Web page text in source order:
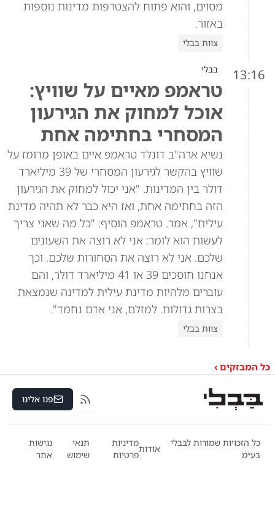
מסוים, והוא פתוח להצטרפות מדינות נוספות
באזור.
צוות בבלי
13:16 בבלי
טראמפ מאיים על שוויץ:
אוכל למחוק את הגירעון
המסחרי בחתימה אחת
נשיא ארה"ב דונלד טראמפ איים באופן מרומז על
שוויץ בהקשר לגירעון המסחרי של 39 מיליארד
דולר בין המדינות. "אני יכול למחוק את הגירעון
הזה בחתימה אחת, ואז היא כבר לא תהיה מדינת
עילית", אמר. טראמפ הוסיף: "כל מה שאני צריך
לעשות הוא לומר: אני לא רוצה את השעונים
שלכם. אני לא רוצה את הסחורות שלכם. וכך
אנחנו חוסכים 39 או 41 מיליארד דולר, והם
עוברים מלהיות מדינת עילית למדינה שנמצאת
בצרות גדולות. למזלם, אני אדם נחמד".
צוות בבלי
כל המבזקים ›
RSS פנו אלינו
כל הזכויות שמורות לבבלי
בע״מ
אודות
מדיניות
פרטיות
תנאי
שימוש
נגישות
אתר